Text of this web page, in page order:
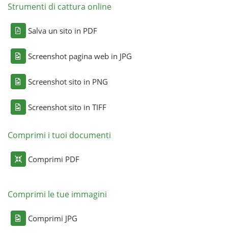
Strumenti di cattura online
Salva un sito in PDF
Screenshot pagina web in JPG
Screenshot sito in PNG
Screenshot sito in TIFF
Comprimi i tuoi documenti
Comprimi PDF
Comprimi le tue immagini
Comprimi JPG